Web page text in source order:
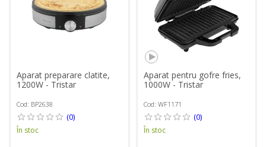
Aparat preparare clatite,
1200W - Tristar
Cod: BP2638
(0)
În stoc
Aparat pentru gofre fries,
1000W - Tristar
Cod: WF1171
(0)
În stoc